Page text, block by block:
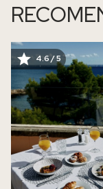
IMAGE
4.6 / 5